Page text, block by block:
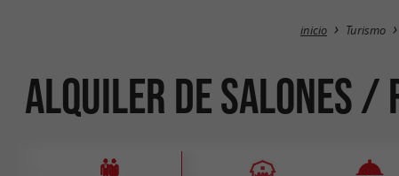
inicio Turismo
Alquiler de salones /